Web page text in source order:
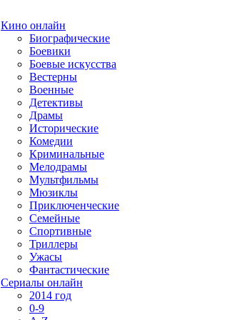
Кино онлайн
Биографические
Боевики
Боевые искусства
Вестерны
Военные
Детективы
Драмы
Исторические
Комедии
Криминальные
Мелодрамы
Мультфильмы
Мюзиклы
Приключенческие
Семейные
Спортивные
Триллеры
Ужасы
Фантастические
Сериалы онлайн
2014 год
0-9